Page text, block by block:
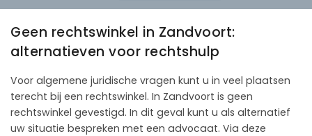
Geen rechtswinkel in Zandvoort:
alternatieven voor rechtshulp
Voor algemene juridische vragen kunt u in veel plaatsen
terecht bij een rechtswinkel. In Zandvoort is geen
rechtswinkel gevestigd. In dit geval kunt u als alternatief
uw situatie bespreken met een advocaat. Via deze